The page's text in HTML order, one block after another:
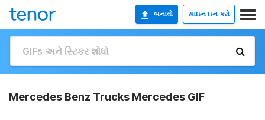
બનાવો સાઇન ઇન કરો
Mercedes Benz Trucks Mercedes GIF